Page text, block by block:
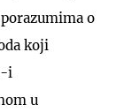
o
koji
i
u